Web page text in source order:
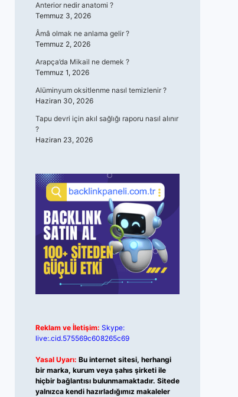
Anterior nedir anatomi ?
Temmuz 3, 2026
Âmâ olmak ne anlama gelir ?
Temmuz 2, 2026
Arapça’da Mikail ne demek ?
Temmuz 1, 2026
Alüminyum oksitlenme nasıl temizlenir ?
Haziran 30, 2026
Tapu devri için akıl sağlığı raporu nasıl alınır
?
Haziran 23, 2026
Reklam ve İletişim: Skype:
live:.cid.575569c608265c69
Yasal Uyarı: Bu internet sitesi, herhangi
bir marka, kurum veya şahıs şirketi ile
hiçbir bağlantısı bulunmamaktadır. Sitede
yalnızca kendi hazırladığımız makaleler